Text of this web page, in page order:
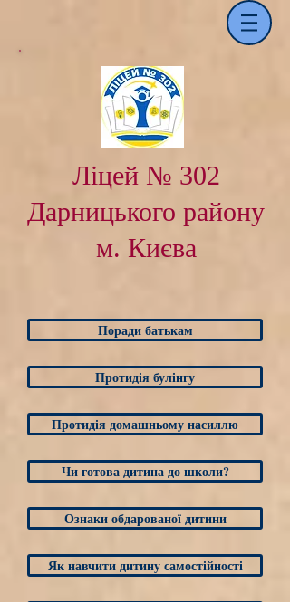
Ліцей № 302
Дарницького району
м. Києва
Поради батькам
Протидія булінгу
Протидія домашньому насиллю
Чи готова дитина до школи?
Ознаки обдарованої дитини
Як навчити дитину самостійності